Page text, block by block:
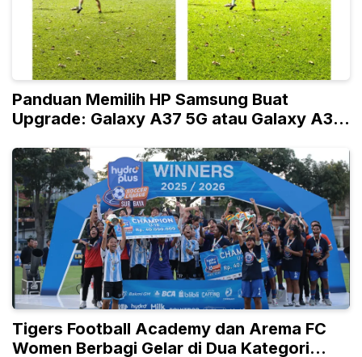
Panduan Memilih HP Samsung Buat
Upgrade: Galaxy A37 5G atau Galaxy A36
Tigers Football Academy dan Arema FC
Women Berbagi Gelar di Dua Kategori